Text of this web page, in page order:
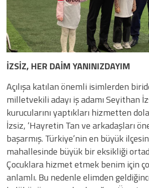
İZSİZ, HER DAİM YANINIZDAYIM
Açılışa katılan önemli isimlerden
milletvekili adayı iş adamı Seyithan
kurucularını yaptıkları hizmetten
İzsiz, ‘Hayretin Tan ve arkadaşları
başarmış. Türkiye’nin en büyük
mahallesinde büyük bir eksikliği
Çocuklara hizmet etmek benim için
anlamlı. Bu nedenle elimden